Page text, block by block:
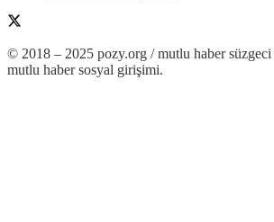
© 2018 – 2025 pozy.org / mutlu haber
mutlu haber sosyal girişimi.